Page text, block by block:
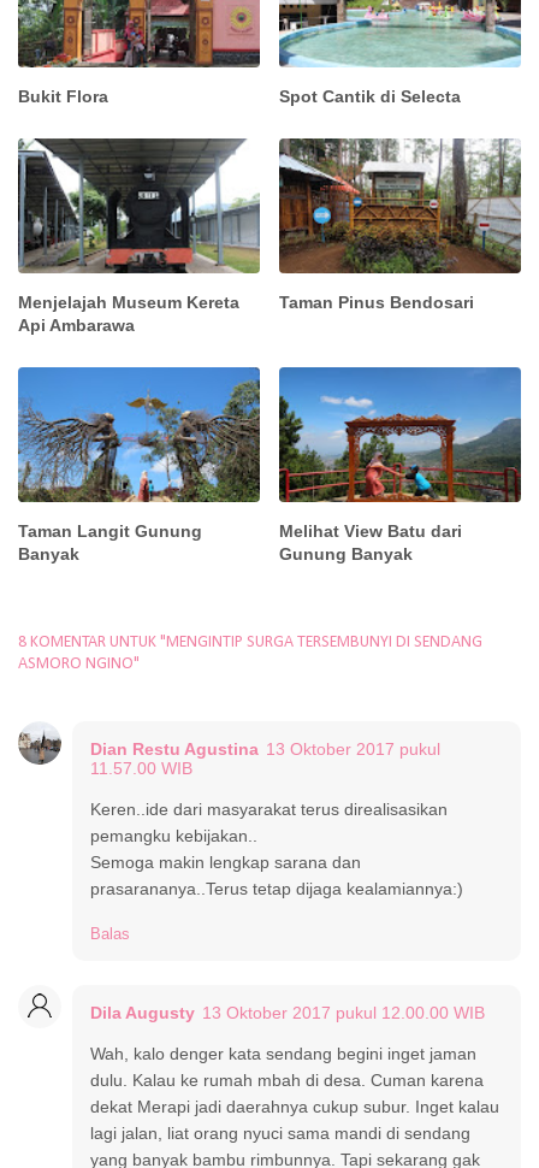
Bukit Flora Spot Cantik di Selecta
Menjelajah Museum Kereta
Api Ambarawa
Taman Pinus Bendosari
Taman Langit Gunung
Banyak
Melihat View Batu dari
Gunung Banyak
8 KOMENTAR UNTUK "MENGINTIP SURGA TERSEMBUNYI DI SENDANG
ASMORO NGINO"
Dian Restu Agustina 13 Oktober 2017 pukul
11.57.00 WIB
Keren..ide dari masyarakat terus direalisasikan
pemangku kebijakan..
Semoga makin lengkap sarana dan
prasarananya..Terus tetap dijaga kealamiannya:)
Balas
Dila Augusty 13 Oktober 2017 pukul 12.00.00 WIB
Wah, kalo denger kata sendang begini inget jaman
dulu. Kalau ke rumah mbah di desa. Cuman karena
dekat Merapi jadi daerahnya cukup subur. Inget kalau
lagi jalan, liat orang nyuci sama mandi di sendang
yang banyak bambu rimbunnya. Tapi sekarang gak